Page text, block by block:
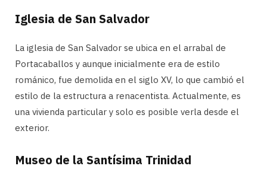
Iglesia de San Salvador
La iglesia de San Salvador se ubica en el arrabal de
Portacaballos y aunque inicialmente era de estilo
románico, fue demolida en el siglo XV, lo que cambió el
estilo de la estructura a renacentista. Actualmente, es
una vivienda particular y solo es posible verla desde el
exterior.
Museo de la Santísima Trinidad